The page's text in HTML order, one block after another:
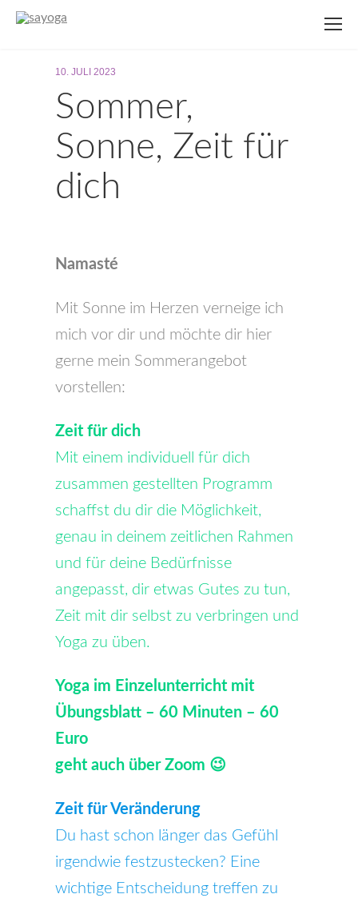
10. JULI 2023
Sommer,
Sonne, Zeit für
dich
Namasté
Mit Sonne im Herzen verneige ich
mich vor dir und möchte dir hier
gerne mein Sommerangebot
vorstellen:
Zeit für dich
Mit einem individuell für dich
zusammen gestellten Programm
schaffst du dir die Möglichkeit,
genau in deinem zeitlichen Rahmen
und für deine Bedürfnisse
angepasst, dir etwas Gutes zu tun,
Zeit mit dir selbst zu verbringen und
Yoga zu üben.
Yoga im Einzelunterricht mit
Übungsblatt – 60 Minuten – 60
Euro
geht auch über Zoom 😉
Zeit für Veränderung
Du hast schon länger das Gefühl
irgendwie festzustecken? Eine
wichtige Entscheidung treffen zu